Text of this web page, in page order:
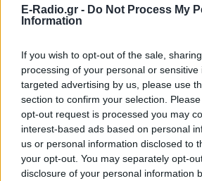
E-Radio.gr - Do Not Process My
Information
If you wish to opt-out of the sale,
processing of your personal or
targeted advertising by us, please use
section to confirm your selection.
opt-out request is processed you may
interest-based ads based on personal
us or personal information disclosed to
your opt-out. You may separately opt-
disclosure of your personal information
ΠΡΙΝ 10 ΏΡΕΣ
νησί των Κυκλάδων
Ιωάννα
βράδυ στο
και
ΠΡΙΝ 10 ΏΡΕΣ
Η
δηλητηρίαση και
followers της στο
ώρες που